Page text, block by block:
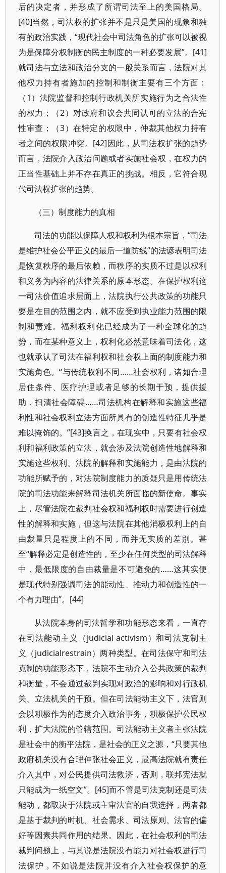
后的决定者，并形成了所谓司法至上的美国格局。
[40]当然，司法权的扩张并不是只是美国的现象和独
有的政治实践，“现代社会中司法角色的扩张可以被视
为是保障分权制衡的民主制度的一种必要发展”。[41]
就司法与立法和政治分支的一般关系而言，法院对其
他权力持有者施加的控制和制衡主要有三个方面：
（1）法院监督和控制行政机关所实施行为之合法性
的权力；（2）对政府和议会共同认可的立法的合宪
性审查；（3）在特定的权限中，仲裁其他权力持有
者之间的权限冲突。[42]因此，从司法权扩张的趋势
而言，法院介入政治问题或者实施社会权，在权力的
正当性基础上并不存在真正的挑战。相反，它符合现
代司法权扩张的趋势。
（三）制度能力的真相
司法的功能以保障人权和权利为根本宗旨，“司法
是维护社会公平正义的最后一道防线”的法谚表明司法
是恢复秩序的最后依赖，而秩序的实质不过是以权利
和义务为内容的法律关系的原本形态。在保护权利这
一司法价值追求层面上，法院执行公共政策的功能只
要是在目的范围之内，就不应受到执业能力范围的限
制和责难。福利权利化已经成为了一种全球化的趋
势，而在某种意义上，权利化必然意味着司法化，这
也就承认了司法在福利权和社会权上面的制度能力和
实施角色。“与传统权利不同……社会权利，诸如合理
居住条件、医疗护理或者足够的长期干预，提供援
助，扫清社会障碍……司法机构在解释和实施这些福
利性和社会权利立法方面所具有的创造性特征几乎是
难以掩饰的。”[43]换言之，在现实中，只要有社会权
利和福利政策的立法，就会涉及法院创造性地解释和
实施这些权利。法院的解释和实施能力，是由法院的
功能所赋予的，对法院制度能力的质疑只是用传统法
院的司法功能来解释司法机关所面临的新使命。事实
上，尽管法院在裁判社会权和福利权时需要进行创造
性的解释和实施，但这与法院在其他消极权利上的自
由裁量只是程度上的不同，而并无实质的差别。甚
至“解释必定是创造性的，至少在任何类型的司法解释
中，最低限度的自由裁量是不可避免的……这其实便
是现代特别强调司法的能动性、推动力和创造性的一
个有力理由”。[44]
从法院本身的司法哲学和功能形态来看，一直存
在司法能动主义（judicial activism）和司法克制主
义（judicialrestrain）两种类型。在司法保守和司法
克制的功能形态下，法院不主动介入公共政策的裁判
和衡量，不会通过裁判实现对政治的影响和对行政机
关、立法机关的干预。但在司法能动主义下，法官则
会以积极作为的态度介入政治事务，积极保护公民权
利，扩大法院的管辖范围。司法能动主义者主张法院
是社会中的衡平法院，是社会的正义之源，“只要其他
政府机关没有合理伸张社会正义，最高法院就有责任
介入其中，对公民提供司法救济，否则，联邦宪法就
只能成为一纸空文”。[45]而不管是司法克制还是司法
能动，都取决于法院或主审法官的自我选择，两者都
是基于裁判的时机、社会需求、司法原则、法官的偏
好等因素共同作用的结果。因此，在社会权利的司法
裁判问题上，与其说是法院没有能力对社会权进行司
法保护，不如说是法院并没有介入社会权保护的意